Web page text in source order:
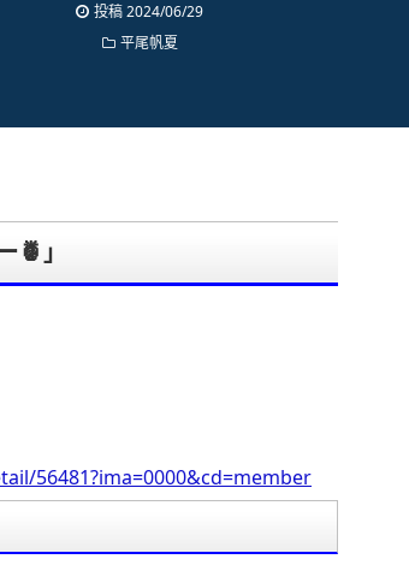
投稿2024/06/29
平尾帆夏
」
56481?ima=0000&cd=member